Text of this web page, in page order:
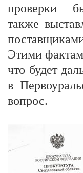
проверки
также
Этими
что будет
в
вопрос.